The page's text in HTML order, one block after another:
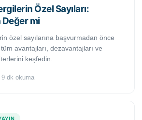
Özel Sayıları:
mi
özel sayılarına başvurmadan önce
avantajları, dezavantajları ve
keşfedin.
9 dk okuma